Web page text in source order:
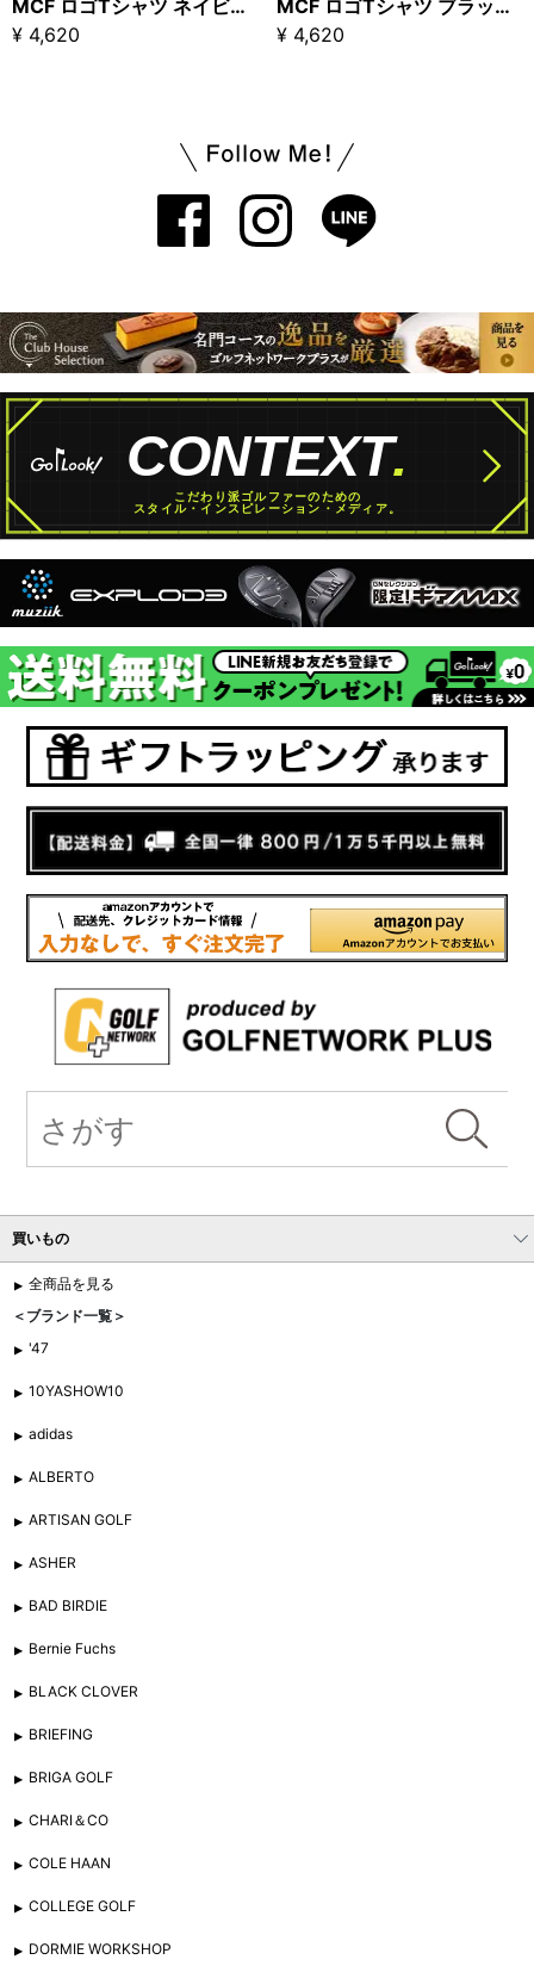
MCF ロゴTシャツ ネイビー【GO/LOOK!限定販売】
¥ 4,620
MCF ロゴTシャツ ブラック【GO/LOOK!限定販売】
¥ 4,620
買いもの
全商品を見る
＜ブランド一覧＞
'47
10YASHOW10
adidas
ALBERTO
ARTISAN GOLF
ASHER
BAD BIRDIE
Bernie Fuchs
BLACK CLOVER
BRIEFING
BRIGA GOLF
CHARI＆CO
COLE HAAN
COLLEGE GOLF
DORMIE WORKSHOP